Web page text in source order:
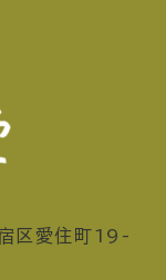
区愛住町19-